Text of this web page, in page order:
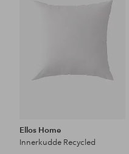
favoriter
Ellos Home
Innerkudde Recycled